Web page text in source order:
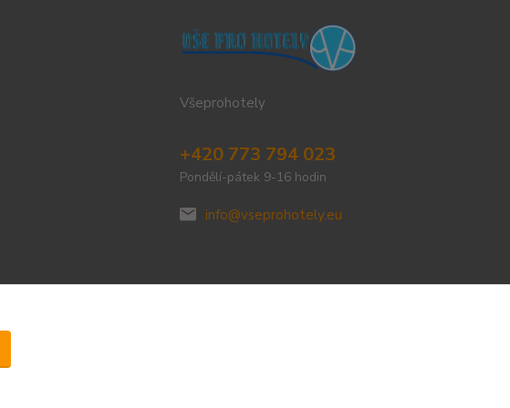
Všeprohotely
+420 773 794 023
Pondělí-pátek 9-16 hodin
info@vseprohotely.eu